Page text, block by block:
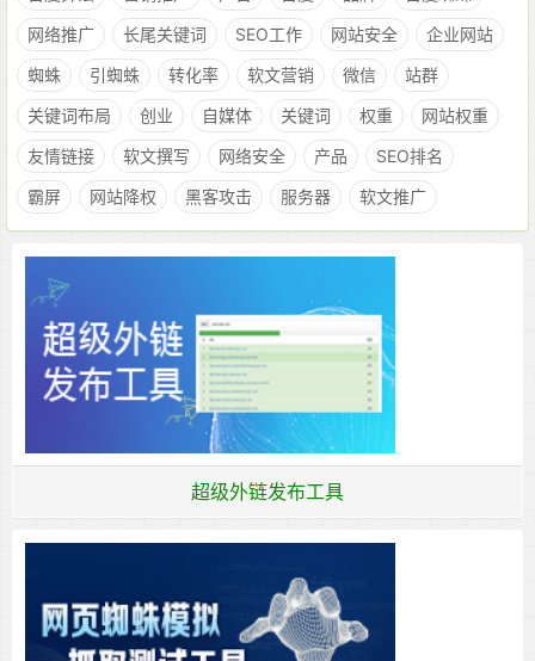
网络推广
长尾关键词 SEO工作 网站安全
企业网站
蜘蛛
引蜘蛛 转化率 软文营销 微信
站群
关键词布局
创业 自媒体 关键词 权重
网站权重
友情链接
软文撰写 网络安全 产品
SEO排名
霸屏
网站降权 黑客攻击 服务器 软文推广
超级外链发布工具